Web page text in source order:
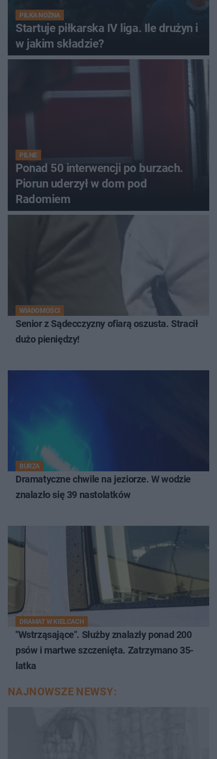
PIŁKA NOŻNA
Startuje piłkarska IV liga. Ile drużyn i
w jakim składzie?
PILNE
Ponad 50 interwencji po burzach.
Piorun uderzył w dom pod
Radomiem
WIADOMOŚCI
Senior z Sądecczyzny ofiarą oszusta. Stracił
dużo pieniędzy!
BURZA
Dramatyczne chwile na jeziorze. W wodzie
znalazło się 39 nastolatków
DRAMAT W KIELCACH
"Wstrząsające". Służby znalazły ponad 200
psów i martwe szczenięta. Zatrzymano 35-
latka
NAJNOWSZE NEWSY: